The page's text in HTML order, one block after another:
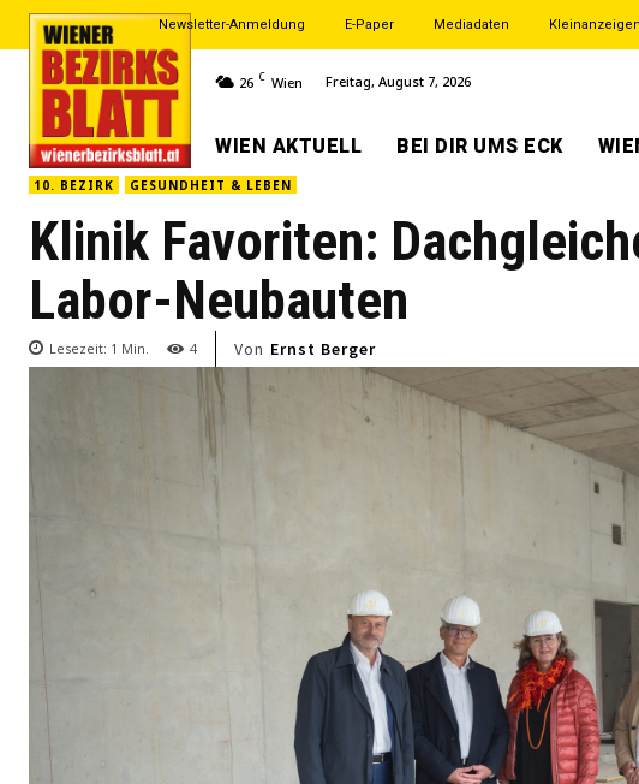
Newsletter-Anmeldung E-Paper Mediadaten Kleinanzeigen
26 C Wien Freitag, August 7, 2026
WIEN AKTUELL BEI DIR UMS ECK
10. BEZIRK GESUNDHEIT & LEBEN
Klinik Favoriten:
Labor-Neubauten
Lesezeit: 1 Min. 4 Von Ernst Berger